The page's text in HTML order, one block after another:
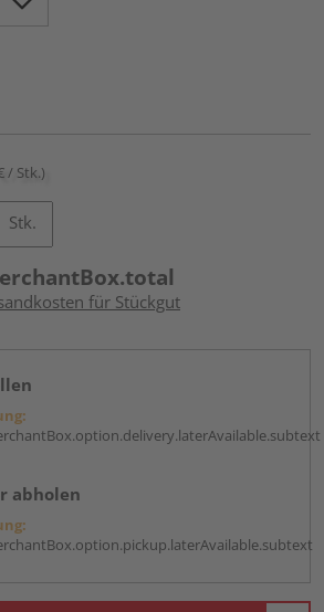
/ Stk.)
Stk.
für Stückgut
abholen